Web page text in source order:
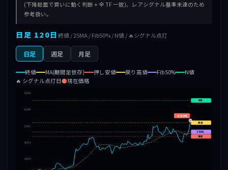
(下降局面で買いに動く判断 + 全 TF 一致)、レアシグナル基準未達のため
参考扱い。
日足 120日終値 / 25MA / Fib50% / N値 / 🔥シグナル点灯
日足 週足 月足
終値 MA(期間足依存) 押し安値 戻り高値 Fib50%
N値
🔥 シグナル点灯日●現在価格
7,098
6,299
5,501
4,703
3,904
押安
戻高
F50%
N値
5,787円